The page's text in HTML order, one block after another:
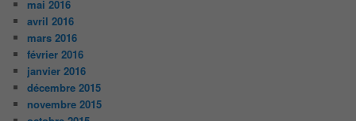
mai 2016
avril 2016
mars 2016
février 2016
janvier 2016
décembre 2015
novembre 2015